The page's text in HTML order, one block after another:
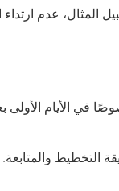
المثال، عدم
في الأيام
التخطيط